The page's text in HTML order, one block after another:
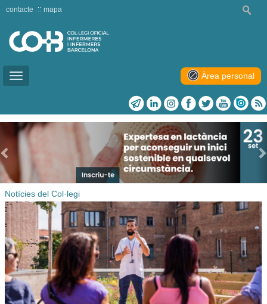
Toggle
contacte mapa
Àrea personal
Previous
Notícies del Col·legi